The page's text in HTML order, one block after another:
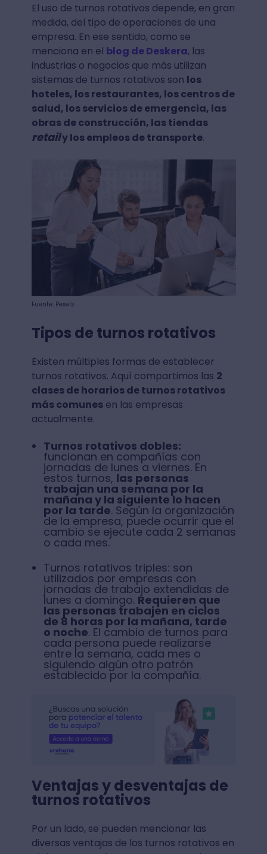
El uso de turnos rotativos depende, en gran
medida, del tipo de operaciones de una
empresa. En ese sentido, como se
menciona en el blog de Deskera, las
industrias o negocios que más utilizan
sistemas de turnos rotativos son los
hoteles, los restaurantes, los centros de
salud, los servicios de emergencia, las
obras de construcción, las tiendas
retaily los empleos de transporte.
Fuente: Pexels
Tipos de turnos rotativos
Existen múltiples formas de establecer
turnos rotativos. Aquí compartimos las 2
clases de horarios de turnos rotativos
más comunesen las empresas
actualmente.
Turnos rotativos dobles:
funcionan en compañías con
jornadas de lunes a viernes. En
estos turnos, las personas
trabajan una semana por la
mañana y la siguiente lo hacen
por la tarde. Según la organización
de la empresa, puede ocurrir que el
cambio se ejecute cada 2 semanas
o cada mes.
Turnos rotativos triples: son
utilizados por empresas con
jornadas de trabajo extendidas de
lunes a domingo. Requieren que
las personas trabajen en ciclos
de 8 horas por la mañana, tarde
o noche. El cambio de turnos para
cada persona puede realizarse
entre la semana, cada mes o
siguiendo algún otro patrón
establecido por la compañía.
Ventajas y desventajas de
turnos rotativos
Por un lado, se pueden mencionar las
diversas ventajas de los turnos rotativos en